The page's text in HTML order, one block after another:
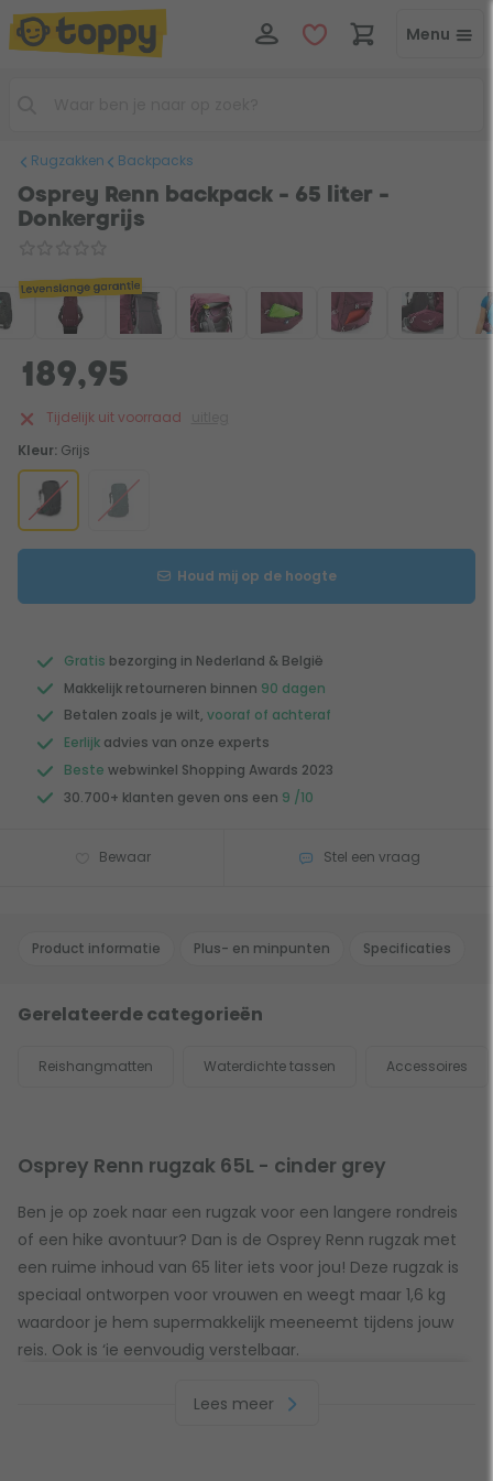
Menu
Rugzakken Backpacks
Osprey Renn backpack - 65 liter -
Donkergrijs
Levenslange garantie
189,95
Tijdelijk uit voorraad
Kleur: Grijs
Houd mij op de hoogte
Gratis bezorging in Nederland & België
Makkelijk retourneren binnen 90 dagen
Betalen zoals je wilt, vooraf of achteraf
Eerlijk advies van onze experts
Beste webwinkel Shopping Awards 2023
30.700+ klanten geven ons een 9 /10
Bewaar Stel een vraag
Product informatie Plus- en minpunten Specificaties
Gerelateerde categorieën
Reishangmatten Waterdichte tassen Accessoires
Osprey Renn rugzak 65L - cinder grey
Ben je op zoek naar een rugzak voor een langere rondreis
of een hike avontuur? Dan is de Osprey Renn rugzak met
een ruime inhoud van 65 liter iets voor jou! Deze rugzak is
speciaal ontworpen voor vrouwen en weegt maar 1,6 kg
waardoor je hem supermakkelijk meeneemt tijdens jouw
reis. Ook is ‘ie eenvoudig verstelbaar.
Verstelbaar in ruglengteLees meer